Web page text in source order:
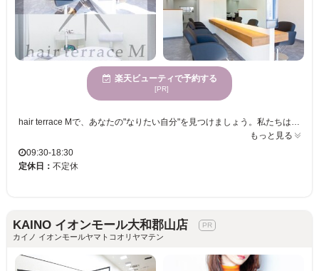
楽天ビューティで予約する
[PR]
もっと見る
09:30-18:30
定休日： 不定休
KAINO イオンモール大和郡山店
カイノ イオンモールヤマトコオリヤマテン